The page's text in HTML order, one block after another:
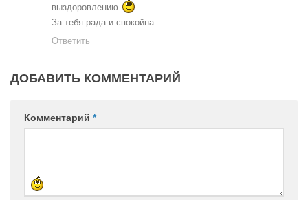
выздоровлению
За тебя рада и спокойна
Ответить
ДОБАВИТЬ КОММЕНТАРИЙ
Комментарий *